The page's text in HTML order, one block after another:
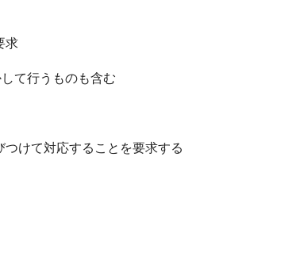
求
て行うものも含む
けて対応することを要求する